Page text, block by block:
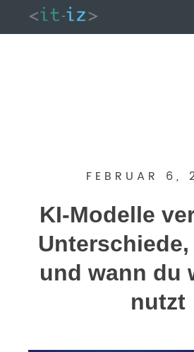
FEBRUAR 6,
KI-Modelle
und wann du
nutzt